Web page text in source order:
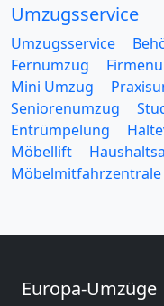
Umzugsservice
Umzugsservice
Fernumzug
Mini Umzug
Seniorenumzug
Entrümpelung
Möbellift
Möbelmitfahrzentrale
Europa-Umzüge